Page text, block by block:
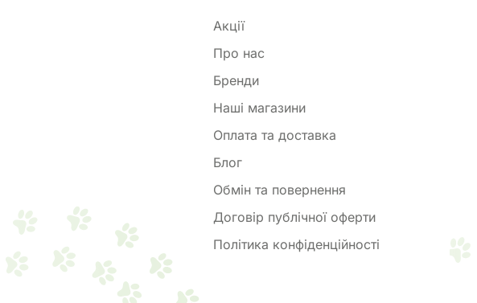
Акції
Про нас
Бренди
Наші магазини
Оплата та доставка
Блог
Обмін та повернення
Договір публічної оферти
Політика конфіденційності